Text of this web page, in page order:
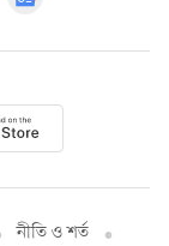
নীতি ও শর্ত